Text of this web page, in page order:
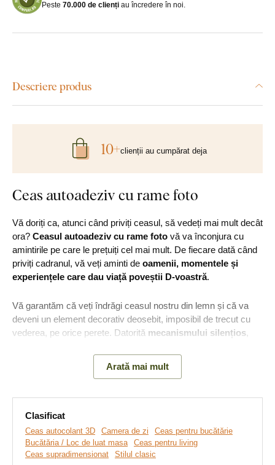
Peste 70.000 de clienți au încredere în noi.
Descriere produs
Ceas autoadeziv cu rame foto
Vă doriți ca, atunci când priviți ceasul, să vedeți mai mult decât
ora? Ceasul autoadeziv cu rame foto vă va înconjura cu
amintirile pe care le prețuiți cel mai mult. De fiecare dată când
priviți cadranul, vă veți aminti de oamenii, momentele și
experiențele care dau viață poveștii D-voastră.
Vă garantăm că veți îndrăgi ceasul nostru din lemn și că va
deveni un element decorativ deosebit, imposibil de trecut cu
vederea, pe orice perete. Datorită mecanismului silențios,
Principalele avantaje ale ceasurilor
din lemn:
Ceasurile servesc ca un accesoriu de design
Arată mai mult
10+clienții au cumpărat deja
Clasificat
Ceas autocolant 3D Camera de zi
Ceas pentru bucătărie
Bucătăria / Loc de luat masa
Ceas pentru living
Ceas supradimensionat
Stilul clasic